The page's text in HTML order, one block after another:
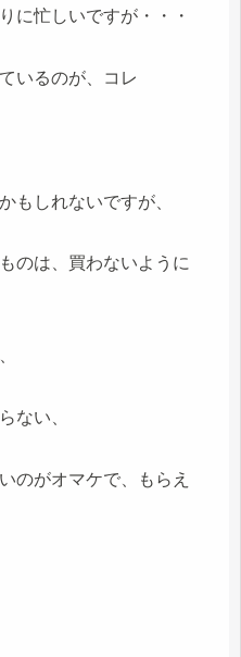
に忙しいですが・・・
いるのが、コレ
もしれないですが、
のは、買わないように
ない、
のがオマケで、もらえ